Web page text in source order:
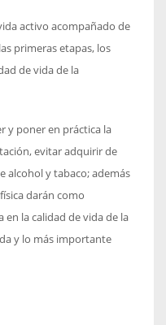
activo acompañado de
primeras etapas, los
de vida de la
y poner en práctica la
evitar adquirir de
alcohol y tabaco; además
darán como
la calidad de vida de la
y lo más importante